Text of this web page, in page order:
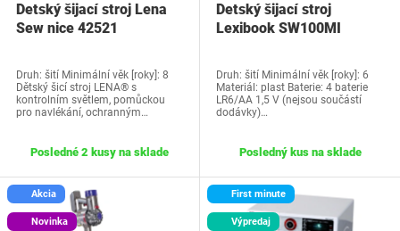
Detský šijací stroj Lena
Sew nice 42521
Druh: šití Minimální věk [roky]: 8
Dětský šicí stroj LENA® s
kontrolním světlem, pomůckou
pro navlékání, ochranným…
Posledné 2 kusy na sklade
Detský šijací stroj
Lexibook ‎SW100MI
Druh: šití Minimální věk [roky]: 6
Materiál: plast Baterie: 4 baterie
LR6/AA 1,5 V (nejsou součástí
dodávky)…
Posledný kus na sklade
Akcia
Novinka
First minute
Výpredaj